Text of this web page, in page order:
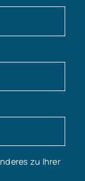
zu Ihrer